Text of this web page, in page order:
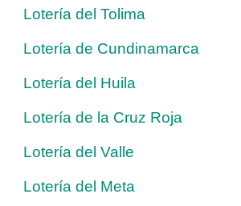
Lotería del Tolima
Lotería de Cundinamarca
Lotería del Huila
Lotería de la Cruz Roja
Lotería del Valle
Lotería del Meta